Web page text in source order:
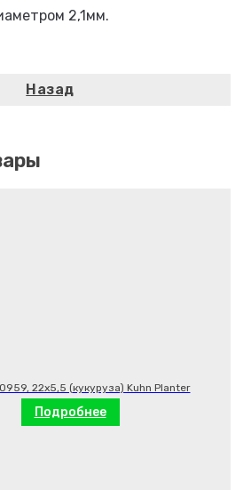
2,1мм.
22х5,5 (кукуруза) Kuhn Planter
Подробнее